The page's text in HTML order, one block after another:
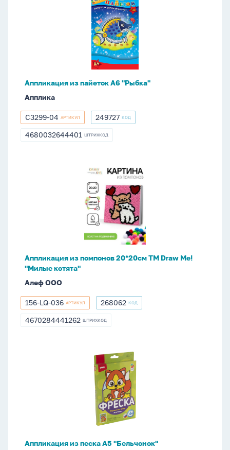
Аппликация из пайеток А6 "Рыбка"
Апплика
С3299-
04
С3299-04 АРТИКУЛ 249727
249727 КОД
4680032644401
4680032644401 ШТРИХКОД
котята"
Аппликация из помпонов 20*20см ТМ Draw Me!
"Милые котята"
Алеф ООО
156-
LQ-
156-LQ-036 АРТИКУЛ 268062
268062 КОД
4670284441262
4670284441262 ШТРИХКОД
Аппликация из песка А5 "Бельчонок"